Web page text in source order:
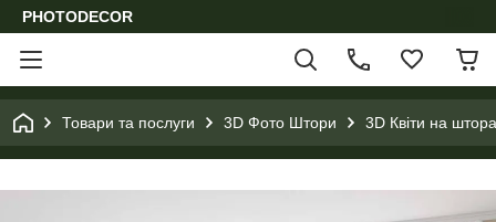
PHOTODECOR
Товари та послуги 3D Фото Штори 3D Квіти на